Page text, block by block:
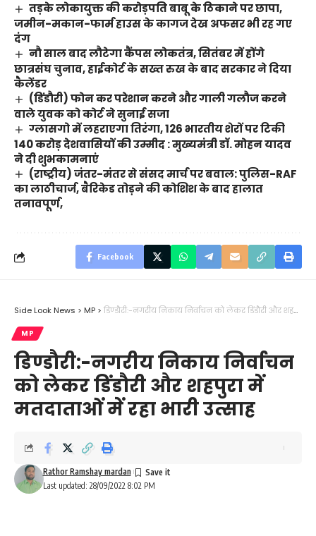
तड़के लोकायुक्त की करोड़पति बाबू के ठिकाने पर छापा,
जमीन-मकान-फार्म हाउस के कागज देख अफसर भी रह गए
दंग
नौ साल बाद लौटेगा कैंपस लोकतंत्र, सितंबर में होंगे
छात्रसंघ चुनाव, हाईकोर्ट के सख्त रुख के बाद सरकार ने दिया
कैलेंडर
(डिंडौरी) फोन कर परेशान करने और गाली गलौज करने
वाले युवक को कोर्ट ने सुनाई सजा
ग्लासगो में लहराएगा तिरंगा, 126 भारतीय शेरों पर टिकी
140 करोड़ देशवासियों की उम्मीद : मुख्यमंत्री डॉ. मोहन यादव
ने दी शुभकामनाएं
(राष्ट्रीय) जंतर-मंतर से संसद मार्च पर बवाल: पुलिस-RAF
का लाठीचार्ज, बैरिकेड तोड़ने की कोशिश के बाद हालात
तनावपूर्ण,
Facebook
Side Look News > MP > डिण्डौरी:-नगरीय निकाय निर्वाचन को लेकर डिंडौरी और शहपुरा में मतदाताओं में रहा भारी उत्साह
MP
डिण्डौरी:-नगरीय निकाय निर्वाचन
को लेकर डिंडौरी और शहपुरा में
मतदाताओं में रहा भारी उत्साह
Last updated: 28/09/2022 8:02 PM
Rathor Ramshay mardan